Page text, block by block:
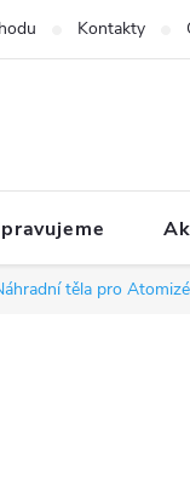
Kontakty
těla pro